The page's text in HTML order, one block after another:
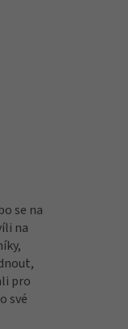
se na
na
pro
své